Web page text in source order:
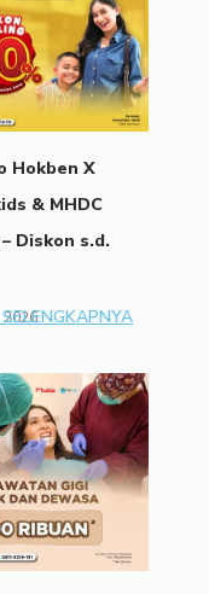
Hokben X
& MHDC
Diskon s.d.
2026